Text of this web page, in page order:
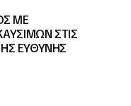
ΜΕ
ΣΤΙΣ
ΕΥΘΥΝΗΣ